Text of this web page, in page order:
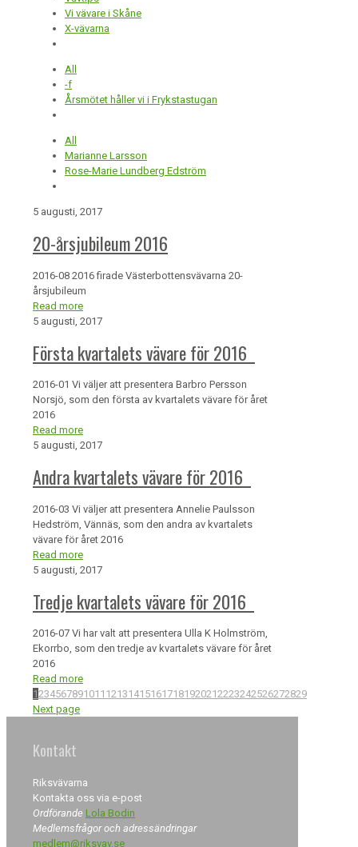
Vi vävare i Skåne
X-vävarna
All
-f
Årsmötet håller vi i Frykstastugan
All
Marianne Larsson
Rose-Marie Lundberg Edström
5 augusti, 2017
20-årsjubileum 2016
2016-08 2016 firade Västerbottensvävarna 20-
årsjubileum
Read more
5 augusti, 2017
Första kvartalets vävare för 2016
2016-01 Vi väljer att presentera Barbro Persson
Norsjö, som den första av kvartalets vävare för året
2016
Read more
5 augusti, 2017
Andra kvartalets vävare för 2016
2016-03 Vi väljer att presentera Annelie Paulsson
Hedström, Vännäs, som den andra av kvartalets
vävare för året 2016
Read more
5 augusti, 2017
Tredje kvartalets vävare för 2016
2016-07 Vi har valt att presentera Ulla K Holmström,
Ekorrbo, som den tredje av kvartalets vävare för året
2016
Read more
1234567891011 121314151617181920212223242526272829
Next page
Kontakt
Riksvävarna
Kontakta oss via e-post
Ordförande Lola Bodin
Medlemsfrågor och adressändringar
medlem@riksvav.se